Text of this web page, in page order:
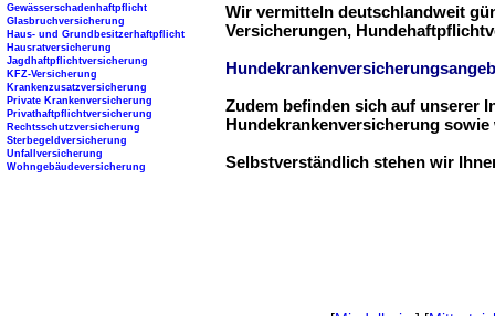
Wir vermitteln deutschlandweit
Versicherungen,
Zudem befinden sich auf unserer
Hundekrankenversicherung
Selbstverständlich stehen wir
Gewässerschadenhaftpflicht
Glasbruchversicherung
Haus- und Grundbesitzerhaftpflicht
Hausratversicherung
Jagdhaftpflichtversicherung
KFZ-Versicherung
Krankenzusatzversicherung
Private Krankenversicherung
Privathaftpflichtversicherung
Rechtsschutzversicherung
Sterbegeldversicherung
Unfallversicherung
Wohngebäudeversicherung